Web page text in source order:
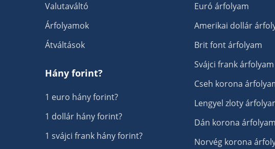
Valutaváltó
Árfolyamok
Átváltások
Hány forint?
1 euro hány forint?
1 dollár hány forint?
1 svájci frank hány forint?
Euró árfolyam
Amerikai dollár
Brit font árfolyam
Svájci frank árfolyam
Cseh korona
Lengyel zloty
Dán korona árfolyam
Norvég korona